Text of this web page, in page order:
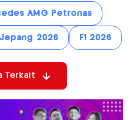
AMG Petronas
Jepang 2026 F1 2026
Terkait